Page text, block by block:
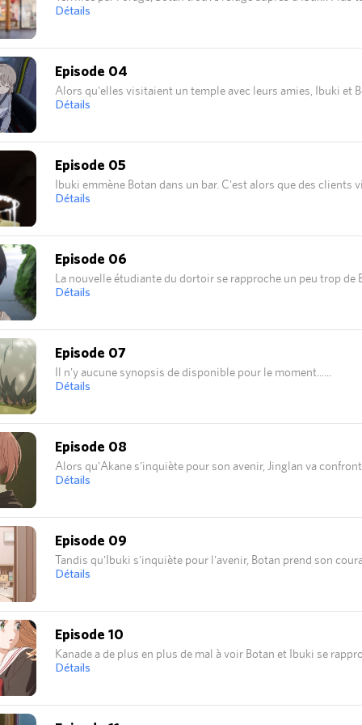
Détails
Episode 04
Alors qu'elles visitaient un temple avec leurs amies, Ibuki et
Détails
Episode 05
Ibuki emmène Botan dans un bar. C'est alors que des
Détails
Episode 06
La nouvelle étudiante du dortoir se rapproche un peu trop de
Détails
Episode 07
Il n'y aucune synopsis de disponible pour le moment...
Détails
Episode 08
Alors qu'Akane s'inquiète pour son avenir, Jinglan va
Détails
Episode 09
Tandis qu'Ibuki s'inquiète pour l'avenir, Botan prend son
Détails
Episode 10
Kanade a de plus en plus de mal à voir Botan et Ibuki se
Détails